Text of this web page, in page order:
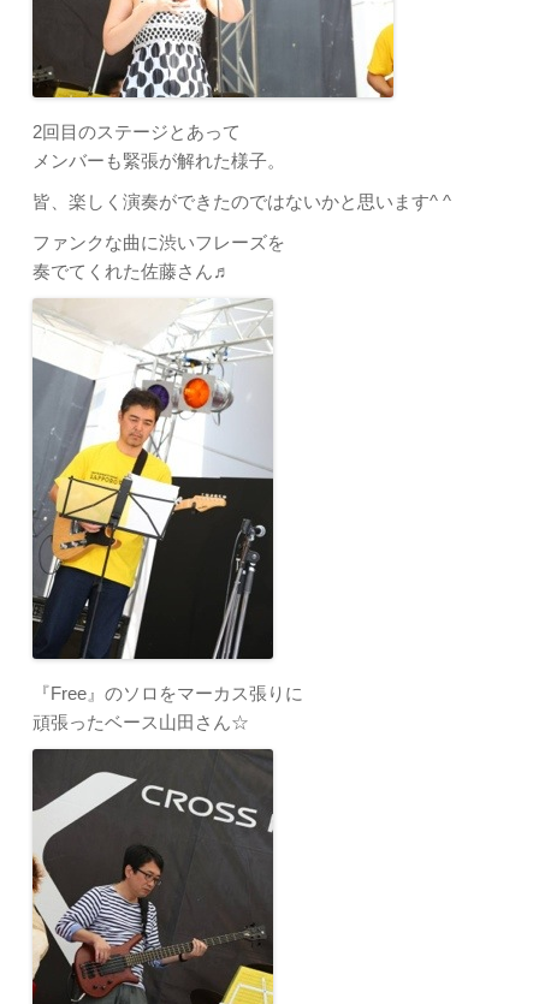
2回目のステージとあって
メンバーも緊張が解れた様子。
皆、楽しく演奏ができたのではないかと思います^ ^
ファンクな曲に渋いフレーズを
奏でてくれた佐藤さん♬
『Free』のソロをマーカス張りに
頑張ったベース山田さん☆